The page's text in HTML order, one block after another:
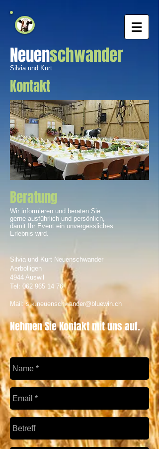
Neuenschwander
Silvia und Kurt
Kontakt
Beratung
Wir informieren und beraten Sie
gerne ausführlich und persönlich,
damit Ihr Event ein unvergessliches
Erlebnis wird.
Silvia und Kurt Neuenschwander
Aerbolligen
4944 Auswil
Tel: 062 965 14 76
Mail:s.k.neuenschwander@bluewin.ch
Nehmen Sie Kontakt mit uns auf.